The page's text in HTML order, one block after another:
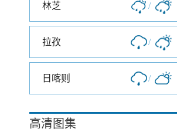
林芝 /
拉孜 /
日喀则 /
高清图集